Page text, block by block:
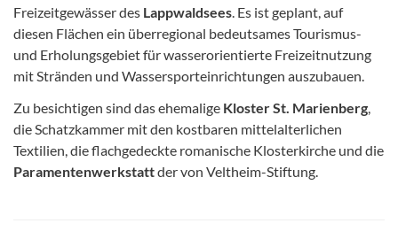
Freizeitgewässer des Lappwaldsees . Es ist geplant, auf
diesen Flächen ein überregional bedeutsames Tourismus-
und Erholungsgebiet für wasserorientierte Freizeitnutzung
mit Stränden und Wassersporteinrichtungen auszubauen.
Zu besichtigen sind das ehemalige Kloster St. Marienberg
die Schatzkammer mit den kostbaren mittelalterlichen
Textilien, die flachgedeckte romanische Klosterkirche und die
Paramentenwerkstattder von Veltheim-Stiftung.